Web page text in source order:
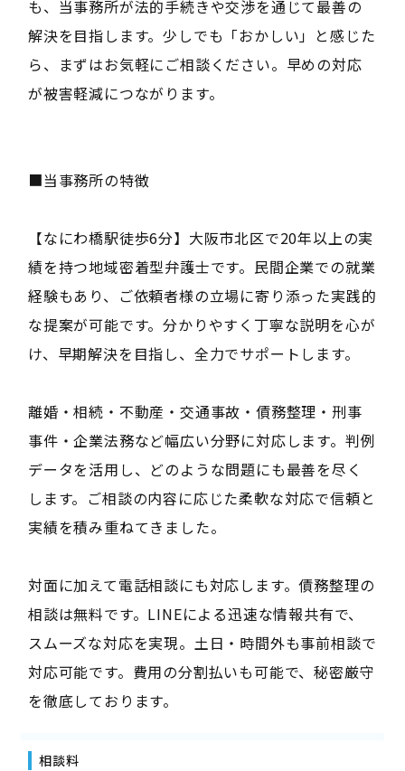
も、当事務所が法的手続きや交渉を通じて最善の
解決を目指します。少しでも「おかしい」と感じた
ら、まずはお気軽にご相談ください。早めの対応
が被害軽減につながります。
■当事務所の特徴
【なにわ橋駅徒歩6分】大阪市北区で20年以上の実
績を持つ地域密着型弁護士です。民間企業での就業
経験もあり、ご依頼者様の立場に寄り添った実践的
な提案が可能です。分かりやすく丁寧な説明を心が
け、早期解決を目指し、全力でサポートします。
離婚・相続・不動産・交通事故・債務整理・刑事
事件・企業法務など幅広い分野に対応します。判例
データを活用し、どのような問題にも最善を尽く
します。ご相談の内容に応じた柔軟な対応で信頼と
実績を積み重ねてきました。
対面に加えて電話相談にも対応します。債務整理の
相談は無料です。LINEによる迅速な情報共有で、
スムーズな対応を実現。土日・時間外も事前相談で
対応可能です。費用の分割払いも可能で、秘密厳守
を徹底しております。
相談料